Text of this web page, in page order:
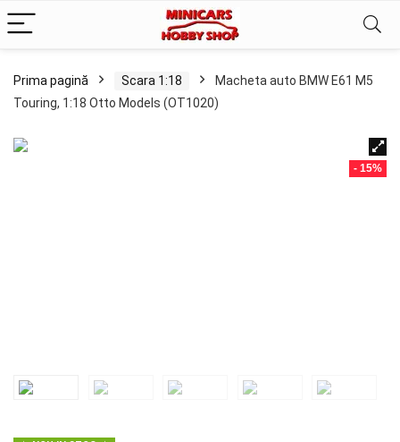
Prima pagină Scara 1:18
Macheta auto BMW E61 M5
Touring, 1:18 Otto Models (OT1020)
- 15%